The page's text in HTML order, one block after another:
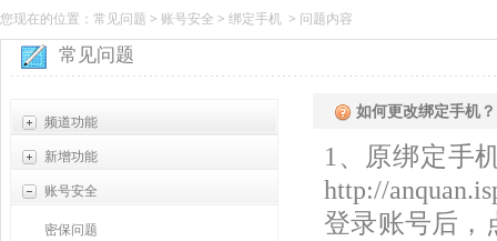
您现在的位置：常见问题 > 账号安全 > 绑定手机 > 问题内容
常见问题
频道功能
基础功能
语音问题
公会管理
新增功能
大乱斗功能
氪金团
账号安全
密保问题
如何更改绑定手机？
1、 原绑定手
http://
登录账号后，